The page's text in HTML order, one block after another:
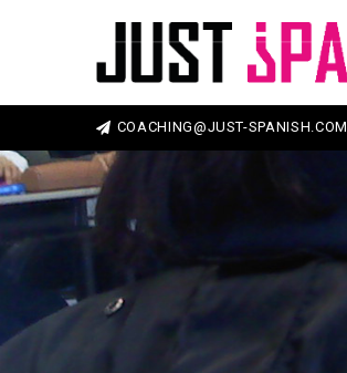
COACHING@JUST-SPANISH.COM